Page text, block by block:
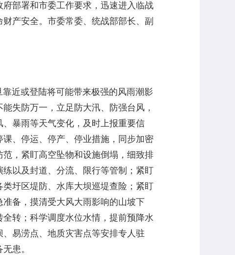
部署和市委工作要求，迅速进入临战
产安全。市委常委、统战部部长、副
近或登陆将可能带来极强的风雨潮影
失防万一，立足防大汛、防强台风，
暴雨等天气变化，及时上报重要信
、停运、停产、停业措施，同步加密
，紧盯高空坠物和设施倒塌，细致排
以及封道、分流、限行等管制；紧盯
圩区堤防、水库大坝巡堤查险；紧盯
备，摸清受大风大雨影响的山坡下
转；科学调度水位水情，提前预降水
易涝点、地质灾害点等安排专人驻
患。